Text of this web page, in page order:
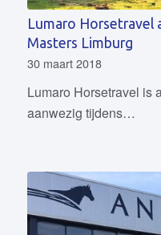
Lumaro Horsetravel
Masters Limburg
30 maart 2018
Lumaro Horsetravel is
aanwezig tijdens…